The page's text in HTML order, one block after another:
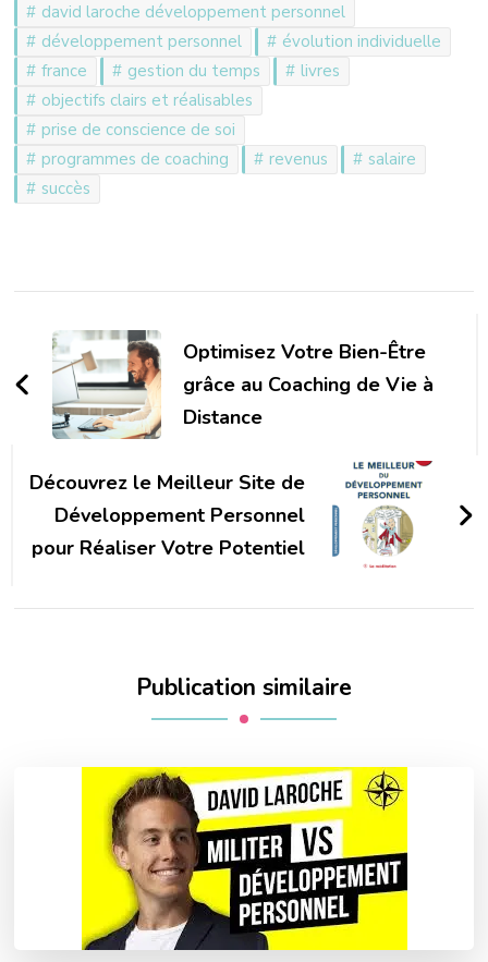
david laroche développement personnel
développement personnel
évolution individuelle
france
gestion du temps
livres
objectifs clairs et réalisables
prise de conscience de soi
programmes de coaching
revenus
salaire
succès
d'article
Optimisez Votre Bien-Être
grâce au Coaching de Vie à
Distance
Découvrez le Meilleur Site de
Développement Personnel
pour Réaliser Votre Potentiel
Publication similaire